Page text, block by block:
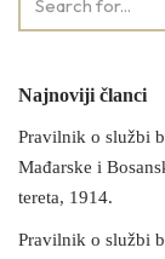
Najnoviji članci
Pravilnik o službi
Mađarske i
tereta, 1914.
Pravilnik o službi